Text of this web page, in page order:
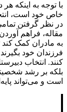
با توجه به اینکه
خاص خود است،
در نظر گرفتن
مقاله، فراهم
به مادران کمک کند
فرزندان خود
کنند. انتخاب
بلکه بر رشد
است و می‌تواند